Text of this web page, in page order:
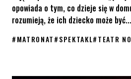
opowiada o tym, co dzieje się w
rozumieją, że ich dziecko może być...
#MATRONAT#SPEKTAKL#TEATR